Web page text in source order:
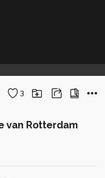
3
van Rotterdam